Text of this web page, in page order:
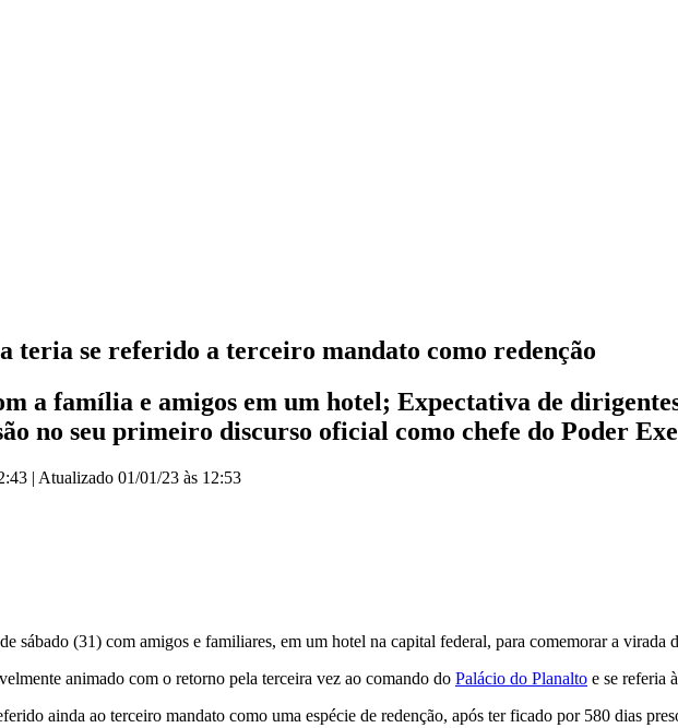
teria se referido a terceiro mandato como redenção
a família e amigos em um hotel; Expectativa de
no seu primeiro discurso oficial como chefe do Poder
| Atualizado 01/01/23 às 12:53
sábado (31) com amigos e familiares, em um hotel na capital federal, para comemorar a virada
animado com o retorno pela terceira vez ao comando do Palácio do Planalto e se referia
ainda ao terceiro mandato como uma espécie de redenção, após ter ficado por 580 dias